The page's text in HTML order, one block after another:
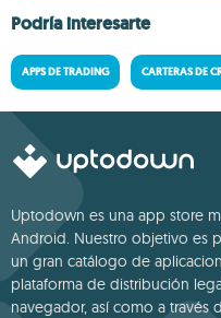
Podría interesarte
APPS DE TRADING CARTERAS DE
Uptodown es una app store
Android. Nuestro objetivo es
un gran catálogo de
plataforma de distribución
navegador, así como a través